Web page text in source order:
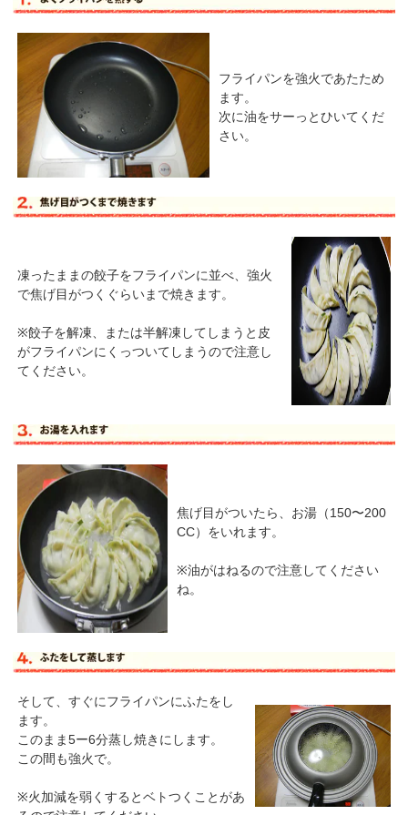
フライパンを強火であたため
ます。
次に油をサーっとひいてくだ
さい。
凍ったままの餃子をフライパンに並べ、強火
で焦げ目がつくぐらいまで焼きます。
※餃子を解凍、または半解凍してしまうと皮
がフライパンにくっついてしまうので注意し
てください。
焦げ目がついたら、お湯（150〜200
CC）をいれます。
※油がはねるので注意してください
ね。
そして、すぐにフライパンにふたをし
ます。
このまま5ー6分蒸し焼きにします。
この間も強火で。
※火加減を弱くするとベトつくことがあ